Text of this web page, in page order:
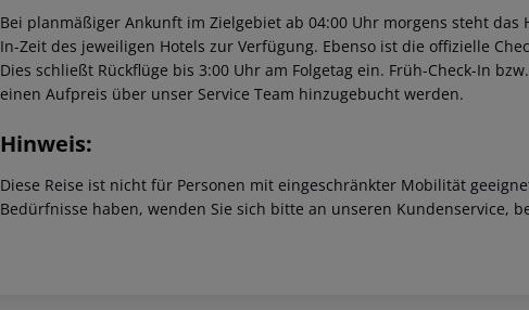
Bei planmäßiger Ankunft im Zielgebiet ab 04:00 Uhr morgens steht
In-Zeit des jeweiligen Hotels zur Verfügung. Ebenso ist die offizielle
Dies schließt Rückflüge bis 3:00 Uhr am Folgetag ein. Früh-Check-In
einen Aufpreis über unser Service Team hinzugebucht werden.
Hinweis:
Diese Reise ist nicht für Personen mit eingeschränkter Mobilität
Bedürfnisse haben, wenden Sie sich bitte an unseren Kundenservice,